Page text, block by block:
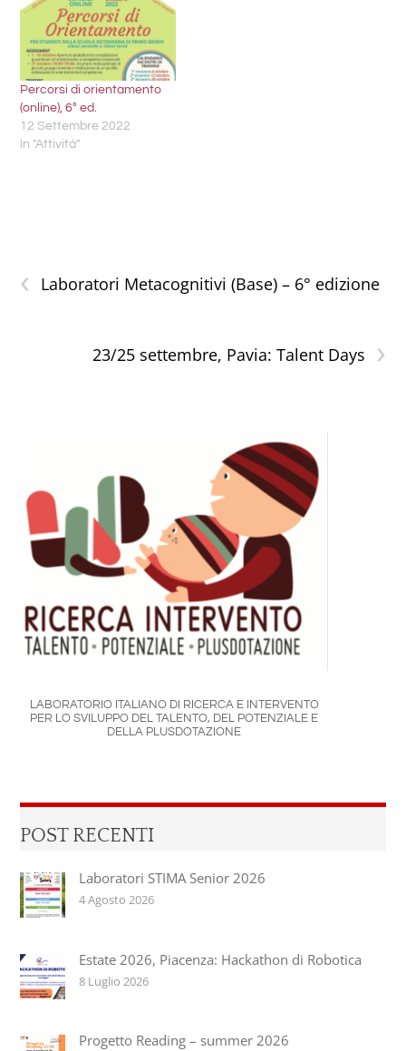
Percorsi di orientamento
(online), 6° ed.
12 Settembre 2022
In "Attività"
‹ Laboratori Metacognitivi (Base) – 6° edizione
›
23/25 settembre, Pavia: Talent Days
LABORATORIO ITALIANO DI RICERCA E INTERVENTO
PER LO SVILUPPO DEL TALENTO, DEL POTENZIALE E
DELLA PLUSDOTAZIONE
POST RECENTI
Laboratori STIMA Senior 2026
4 Agosto 2026
Estate 2026, Piacenza: Hackathon di Robotica
8 Luglio 2026
Progetto Reading – summer 2026